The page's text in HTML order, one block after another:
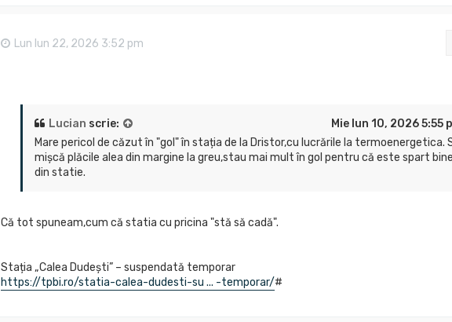
Lun Iun 22, 2026 3:52 pm
Lucian scrie:
Mie Iun 10, 2026 5:55
Mare pericol de căzut în "gol" în stația de la Dristor,cu lucrările la termoenergetica.
mișcă plăcile alea din margine la greu,stau mai mult în gol pentru că este spart bine
din statie.
Că tot spuneam,cum că statia cu pricina "stă să cadă".
Stația „Calea Dudești” – suspendată temporar
https://tpbi.ro/statia-calea-dudesti-su ... -temporar/#